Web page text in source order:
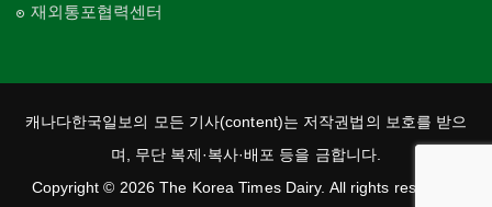
재외통포협력센터
캐나다한국일보의 모든 기사(content)는 저작권법의 보호를 받으
며, 무단 복제·복사·배포 등을 금합니다.
Copyright © 2026 The Korea Times Dairy. All rights reserved.